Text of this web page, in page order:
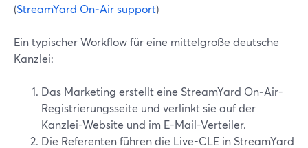
(StreamYard On‑Air support)
Ein typischer Workflow für eine mittelgroße deutsche
Kanzlei:
Das Marketing erstellt eine StreamYard On‑Air-
Registrierungsseite und verlinkt sie auf der
Kanzlei-Website und im E-Mail-Verteiler.
Die Referenten führen die Live-CLE in StreamYard